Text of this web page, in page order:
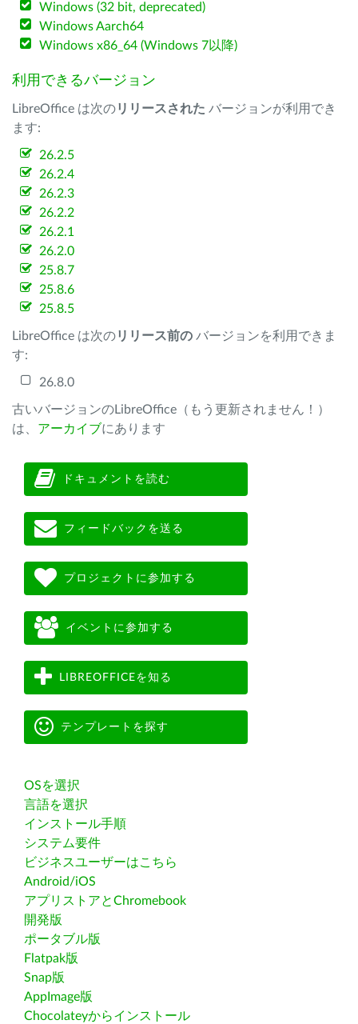
Windows (32 bit, deprecated)
Windows Aarch64
Windows x86_64 (Windows 7以降)
利用できるバージョン
LibreOffice は次のリリースされた バージョンが利用でき
ます:
26.2.5
26.2.4
26.2.3
26.2.2
26.2.1
26.2.0
25.8.7
25.8.6
25.8.5
LibreOffice は次のリリース前の バージョンを利用できま
す:
26.8.0
古いバージョンのLibreOffice（もう更新されません！）
は、 アーカイブにあります
ドキュメントを読む
フィードバックを送る
プロジェクトに参加する
イベントに参加する
LIBREOFFICEを知る
テンプレートを探す
OSを選択
言語を選択
インストール手順
システム要件
ビジネスユーザーはこちら
Android/iOS
アプリストアとChromebook
開発版
ポータブル版
Flatpak版
Snap版
AppImage版
Chocolateyからインストール